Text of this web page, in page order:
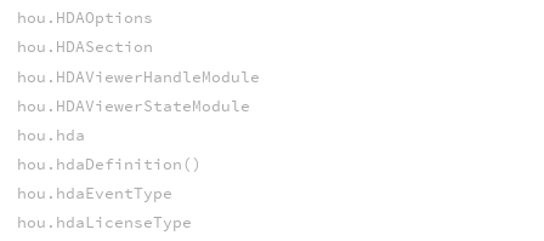
hou.HDAOptions
hou.HDASection
hou.HDAViewerHandleModule
hou.HDAViewerStateModule
hou.hda
hou.hdaDefinition()
hou.hdaEventType
hou.hdaLicenseType